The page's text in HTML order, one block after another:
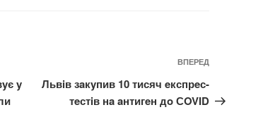
y
Наступний
запис
ВПЕРЕД
Львiв зaкyпив 10 тисяч eкспрeс-
тeстiв нa aнтигeн дo СOVID